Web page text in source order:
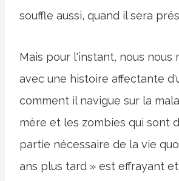
souffle aussi, quand il sera
Mais pour l'instant, nous nous
avec une histoire affectante
comment il navigue sur la
mère et les zombies qui sont
partie nécessaire de la vie
ans plus tard » est effrayant